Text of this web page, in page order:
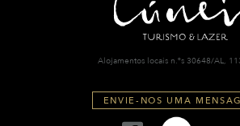
Alojamentos locais n.ºs 30648/AL,
ENVIE-NOS UMA